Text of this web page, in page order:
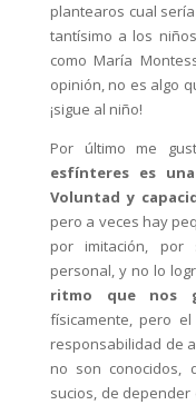
plantearos cual
tantísimo a los
como María
opinión, no es algo
¡sigue al niño!
Por último me
esfínteres es
Voluntad y
pero a veces hay
por imitación, por
personal, y no lo
ritmo que nos
físicamente, pero
responsabilidad de
no son conocidos,
sucios, de